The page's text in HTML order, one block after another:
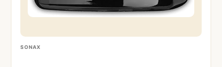
SONAX